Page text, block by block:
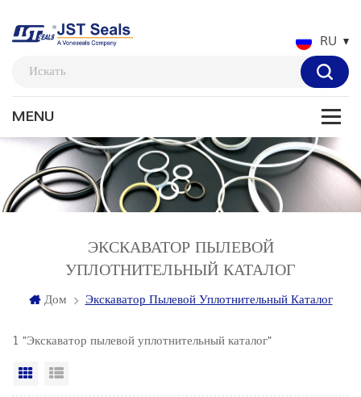
RU
ЭКСКАВАТОР ПЫЛЕВОЙ
УПЛОТНИТЕЛЬНЫЙ КАТАЛОГ
Дом Экскаватор Пылевой Уплотнительный Каталог
1 "Экскаватор пылевой уплотнительный каталог"
Вид сетки